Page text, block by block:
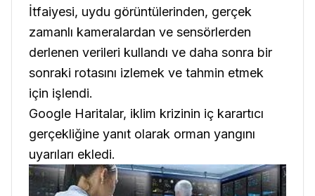
İtfaiyesi, uydu görüntülerinden, gerçek
zamanlı kameralardan ve sensörlerden
derlenen verileri kullandı ve daha sonra bir
sonraki rotasını izlemek ve tahmin etmek
için işlendi.
Google Haritalar, iklim krizinin iç karartıcı
gerçekliğine yanıt olarak orman yangını
uyarıları ekledi.